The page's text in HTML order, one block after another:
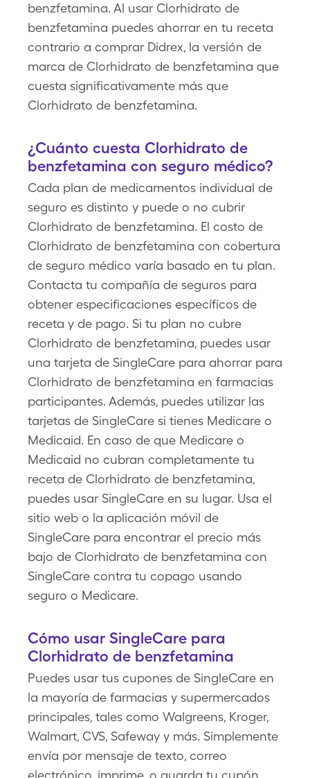
benzfetamina. Al usar Clorhidrato de
benzfetamina puedes ahorrar en tu receta
contrario a comprar Didrex, la versión de
marca de Clorhidrato de benzfetamina que
cuesta significativamente más que
Clorhidrato de benzfetamina.
¿Cuánto cuesta Clorhidrato de
benzfetamina con seguro médico?
Cada plan de medicamentos individual de
seguro es distinto y puede o no cubrir
Clorhidrato de benzfetamina. El costo de
Clorhidrato de benzfetamina con cobertura
de seguro médico varía basado en tu plan.
Contacta tu compañía de seguros para
obtener especificaciones específicos de
receta y de pago. Si tu plan no cubre
Clorhidrato de benzfetamina, puedes usar
una tarjeta de SingleCare para ahorrar para
Clorhidrato de benzfetamina en farmacias
participantes. Además, puedes utilizar las
tarjetas de SingleCare si tienes Medicare o
Medicaid. En caso de que Medicare o
Medicaid no cubran completamente tu
receta de Clorhidrato de benzfetamina,
puedes usar SingleCare en su lugar. Usa el
sitio web o la aplicación móvil de
SingleCare para encontrar el precio más
bajo de Clorhidrato de benzfetamina con
SingleCare contra tu copago usando
seguro o Medicare.
Cómo usar SingleCare para
Clorhidrato de benzfetamina
Puedes usar tus cupones de SingleCare en
la mayoría de farmacias y supermercados
principales, tales como Walgreens, Kroger,
Walmart, CVS, Safeway y más. Simplemente
envía por mensaje de texto, correo
electrónico, imprime, o guarda tu cupón